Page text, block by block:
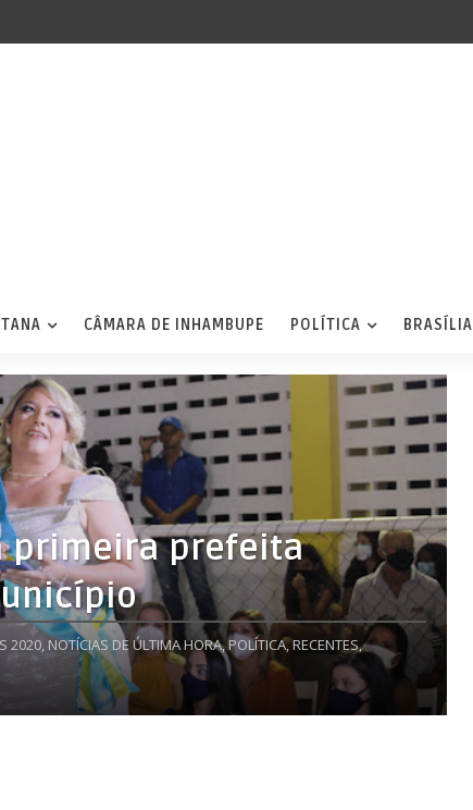
CÂMARA DE INHAMBUPE POLÍTICA BRASÍLIA
primeira prefeita
2020, NOTÍCIAS DE ÚLTIMA HORA,POLÍTICA,RECENTES,